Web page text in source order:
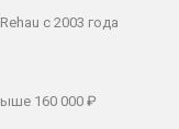
с 2003 года
160 000 ₽